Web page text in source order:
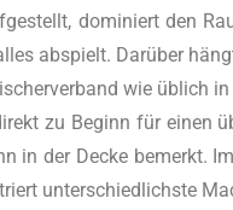
domi­niert den
abspielt. Dar­über
wie üblich
zu Beginn für einen
in der Decke bemerkt.
unter­schied­lichs­te